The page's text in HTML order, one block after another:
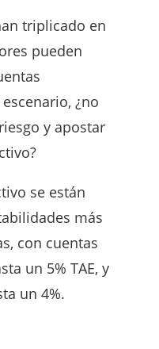
triplicado en
pueden
¿no
y apostar
se están
más
con cuentas
un 5% TAE, y
un 4%.